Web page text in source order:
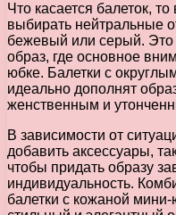
Что касается балеток,
выбирать нейтральные
бежевый или серый. Это
образ, где основное
юбке. Балетки с
идеально дополнят
женственным и
В зависимости от
добавить аксессуары,
чтобы придать образу
индивидуальность.
балетки с кожаной